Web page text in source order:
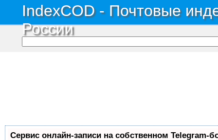
IndexCOD - Почтовые
России
Сервис онлайн-записи на собственном Telegram-